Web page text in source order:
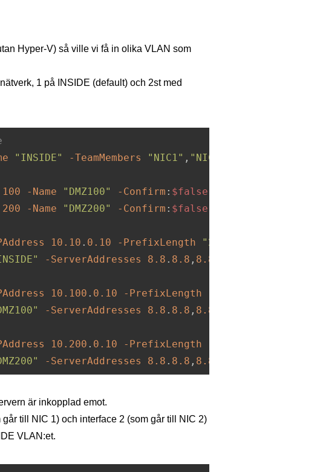
Hyper-V) så ville vi få in olika VLAN som
1 på INSIDE (default) och 2st med
"INSIDE" -TeamMembers "NIC1" , "NIC2"
100 -Name "DMZ100" -Confirm : $false
200 -Name "DMZ200" -Confirm : $false
10.10 . 0.10 -PrefixLength "24"
-ServerAddresses 8.8 . 8.8 , 8.8
10.100 . 0.10 -PrefixLength
-ServerAddresses 8.8 . 8.8 , 8.8
10.200 . 0.10 -PrefixLength
-ServerAddresses 8.8 . 8.8 , 8.8
är inkopplad emot.
till NIC 1) och interface 2 (som går till NIC 2)
VLAN:et.